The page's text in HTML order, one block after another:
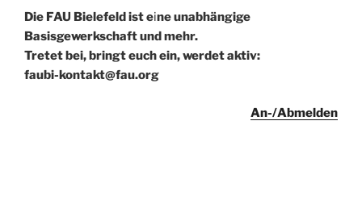
Die FAU Bielefeld ist eine un­abhängige
Basisgewerkschaft und mehr.
Tretet bei, bringt euch ein, werdet aktiv:
faubi-kontakt@fau.org
An-/Abmelden